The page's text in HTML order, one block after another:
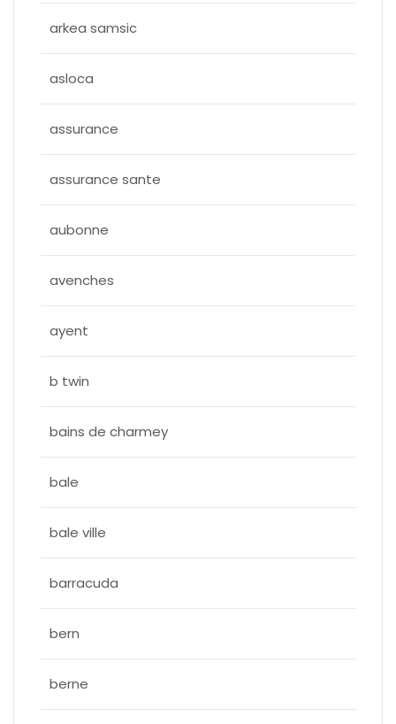
arkea samsic
asloca
assurance
assurance sante
aubonne
avenches
ayent
b twin
bains de charmey
bale
bale ville
barracuda
bern
berne